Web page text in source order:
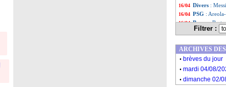
16/04 Divers :
16/04 PSG :
16/04 Barça:
Bayern :
16/04 OM:
16/04 Lille: Pépé,
L1 : Puel ne
... Liste des
Filtrer :
ARCHIVES
. brèves du jour
. mardi 04/08/
. dimanche 02/